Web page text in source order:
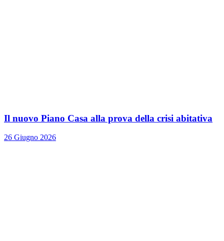
Il nuovo Piano Casa alla prova della crisi abitativa
26 Giugno 2026